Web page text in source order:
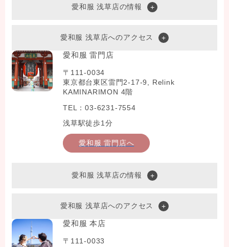
愛和服 浅草店の情報
愛和服 浅草店へのアクセス
愛和服 雷門店
〒111-0034
東京都台東区雷門2-17-9, Relink
KAMINARIMON 4階
TEL：03-6231-7554
浅草駅徒歩1分
愛和服 雷門店へ
愛和服 浅草店の情報
愛和服 浅草店へのアクセス
愛和服 本店
〒111-0033